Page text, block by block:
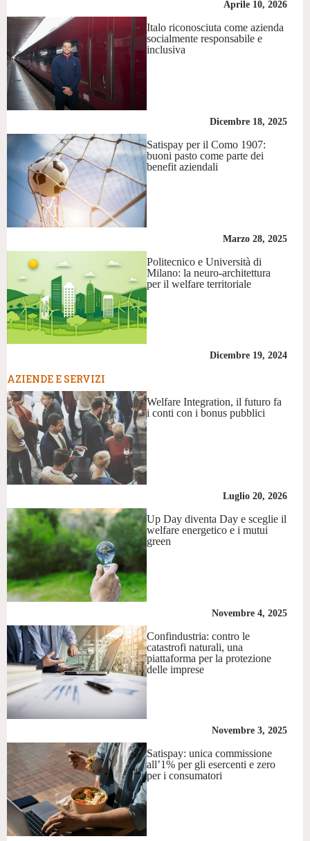
Aprile 10, 2026
Italo riconosciuta come azienda
socialmente responsabile e
inclusiva
Dicembre 18, 2025
Satispay per il Como 1907:
buoni pasto come parte dei
benefit aziendali
Marzo 28, 2025
Politecnico e Università di
Milano: la neuro-architettura
per il welfare territoriale
Dicembre 19, 2024
AZIENDE E SERVIZI
Welfare Integration, il futuro fa
i conti con i bonus pubblici
Luglio 20, 2026
Up Day diventa Day e sceglie il
welfare energetico e i mutui
green
Novembre 4, 2025
Confindustria: contro le
catastrofi naturali, una
piattaforma per la protezione
delle imprese
Novembre 3, 2025
Satispay: unica commissione
all’1% per gli esercenti e zero
per i consumatori